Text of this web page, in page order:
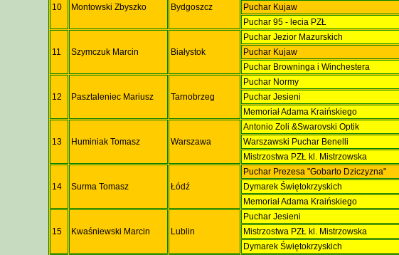
10 Montowski Zbyszko Bydgoszcz Puchar Kujaw
Puchar 95 - lecia PZŁ
11 Szymczuk Marcin Białystok
Puchar Jezior Mazurskich
Puchar Kujaw
Puchar Browninga i Winchestera
12 Pasztaleniec Mariusz Tarnobrzeg
Puchar Normy
Puchar Jesieni
Memoriał Adama Kraińskiego
13 Huminiak Tomasz Warszawa
Antonio Zoli &Swarovski Optik
Warszawski Puchar Benelli
Mistrzostwa PZŁ kl. Mistrzowska
14 Surma Tomasz Łódź
Puchar Prezesa "Gobarto Dziczyzna"
Dymarek Świętokrzyskich
Memoriał Adama Kraińskiego
15 Kwaśniewski Marcin Lublin
Puchar Jesieni
Mistrzostwa PZŁ kl. Mistrzowska
Dymarek Świętokrzyskich